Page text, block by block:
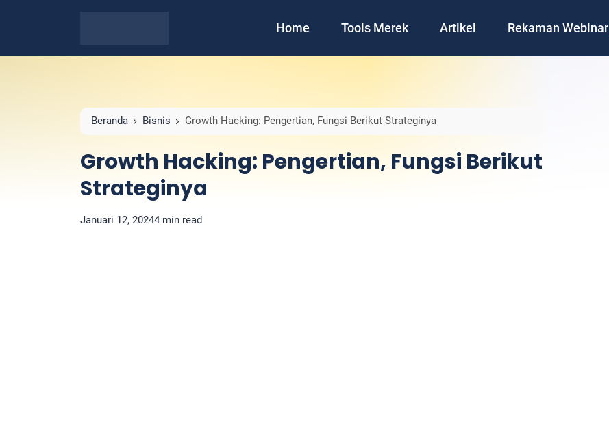
Home Tools Merek Artikel Rekaman Webinar
Beranda Bisnis Growth Hacking: Pengertian, Fungsi Berikut Strateginya
Growth Hacking: Pengertian, Fungsi Berikut
Strateginya
Januari 12, 20244 min read